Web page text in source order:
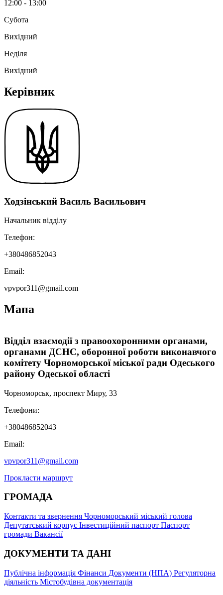
12:00 - 13:00
Субота
Вихідний
Неділя
Вихідний
Керівник
Ходзінський Василь Васильович
Начальник відділу
Телефон:
+380486852043
Email:
vpvpor311@gmail.com
Мапа
+
−
Відділ взаємодії з правоохоронними органами,
органами ДСНС, оборонної роботи виконавчого
комітету Чорноморської міської ради Одеського
району Одеської області
Чорноморськ, проспект Миру, 33
Телефони:
+380486852043
Email:
vpvpor311@gmail.com
Прокласти маршрут
ГРОМАДА
Контакти та звернення Чорноморський міський голова
Депутатський корпус Інвестиційний паспорт Паспорт
громади Вакансії
ДОКУМЕНТИ ТА ДАНІ
Публічна інформація Фінанси Документи (НПА) Регуляторна
діяльність Містобудівна документація